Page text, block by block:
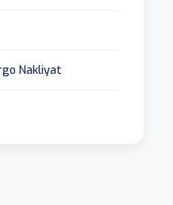
Nakliyat